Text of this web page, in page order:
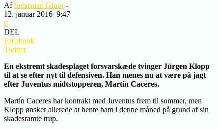
Af Sebastian Gloor-
12. januar 2016 9:47
0
DEL
Facebook
Twitter
En ekstremt skadesplaget forsvarskæde tvinger Jürgen Klopp
til at se efter nyt til defensiven. Han menes nu at være på jagt
efter Juventus midtstopperen, Martín Caceres.
Martín Caceres har kontrakt med Juventus frem til sommer, men
Klopp ønsker allerede at hente ham i denne måned på grund af sin
skadesramte trup.